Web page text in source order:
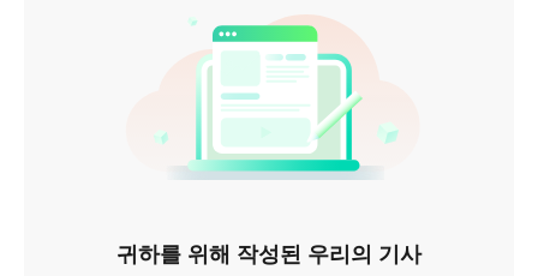
귀하를 위해 작성된 우리의 기사